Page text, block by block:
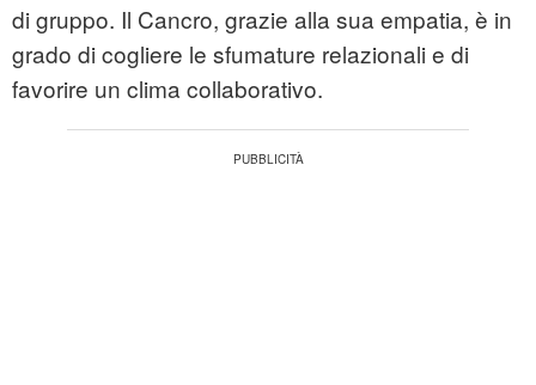
di gruppo. Il Cancro, grazie alla sua empatia, è in
grado di cogliere le sfumature relazionali e di
favorire un clima collaborativo.